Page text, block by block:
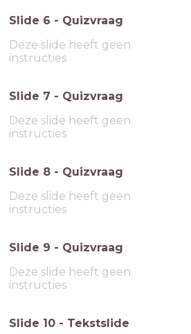
Slide 6 - Quizvraag
Deze slide heeft geen
instructies
Slide 7 - Quizvraag
Deze slide heeft geen
instructies
Slide 8 - Quizvraag
Deze slide heeft geen
instructies
Slide 9 - Quizvraag
Deze slide heeft geen
instructies
Slide 10 - Tekstslide